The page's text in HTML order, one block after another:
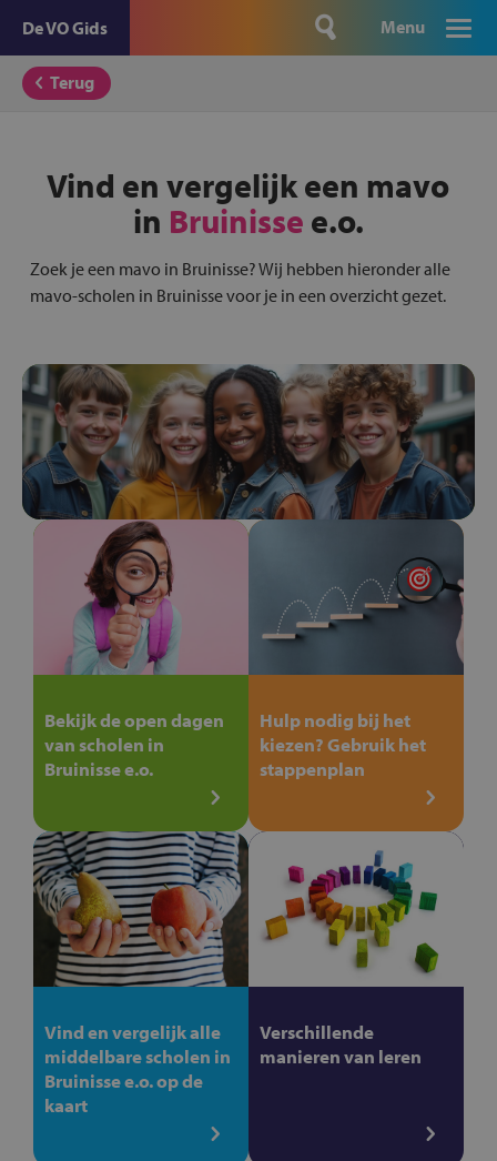
De VO Gids Menu
Terug
Vind en vergelijk een mavo
in Bruinisse e.o.
Zoek je een mavo in Bruinisse? Wij hebben hieronder alle
mavo-scholen in Bruinisse voor je in een overzicht gezet.
Bekijk de open dagen
van scholen in
Bruinisse e.o.
Hulp nodig bij het
kiezen? Gebruik het
stappenplan
Vind en vergelijk alle
middelbare scholen in
Bruinisse e.o. op de
kaart
Verschillende
manieren van leren